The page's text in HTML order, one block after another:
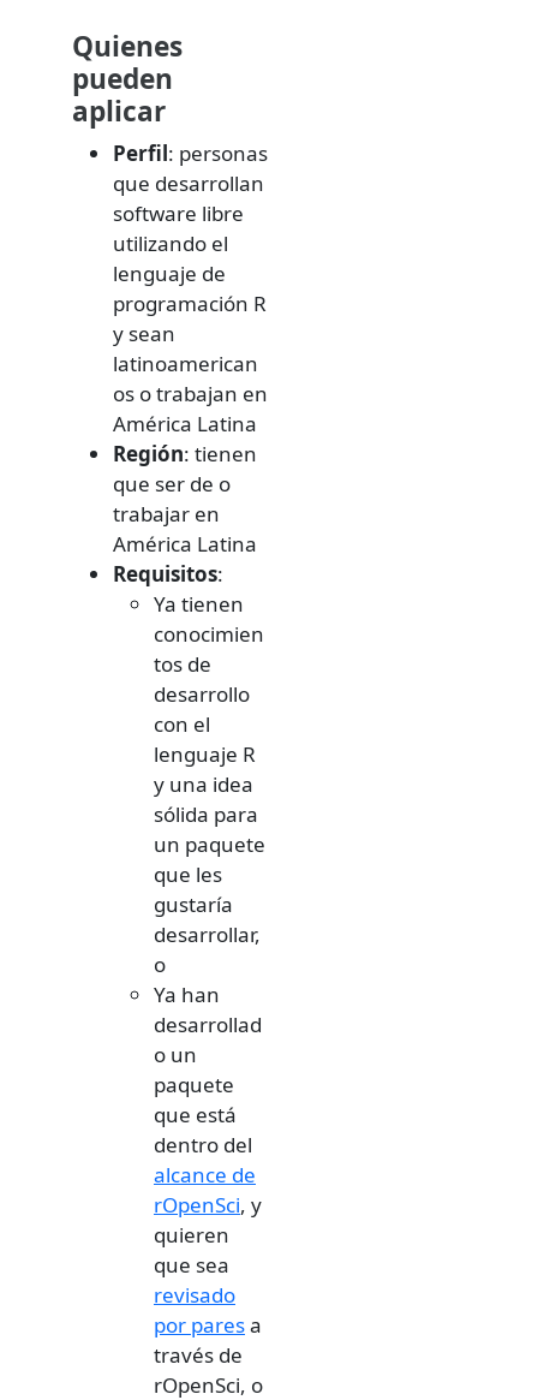
Quienes
pueden
aplicar
Perfil: personas
que desarrollan
software libre
utilizando el
lenguaje de
programación R
y sean
latinoamerican
os o trabajan en
América Latina
Región: tienen
que ser de o
trabajar en
América Latina
Requisitos:
Ya tienen
conocimien
tos de
desarrollo
con el
lenguaje R
y una idea
sólida para
un paquete
que les
gustaría
desarrollar,
o
Ya han
desarrollad
o un
paquete
que está
dentro del
alcance de
rOpenSci, y
quieren
que sea
revisado
por paresa
través de
rOpenSci, o